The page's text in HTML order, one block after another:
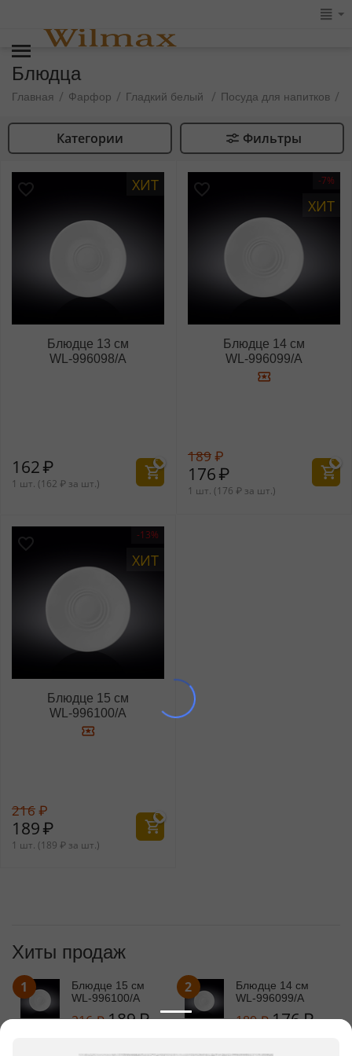
Блюдца
Главная / Фарфор / Гладкий белый / Посуда для напитков /
Категории Фильтры
ХИТ
Блюдце 13 см
WL‑996098/A
162₽
1 шт. (162 ₽ за шт.)
-7%
ХИТ
Блюдце 14 см
WL‑996099/A
189₽
176₽
1 шт. (176 ₽ за шт.)
-13%
ХИТ
Блюдце 15 см
WL‑996100/A
216₽
189₽
1 шт. (189 ₽ за шт.)
Хиты продаж
1
Блюдце 15 см
WL‑996100/A
216₽189₽
2
Блюдце 14 см
WL‑996099/A
189₽176₽